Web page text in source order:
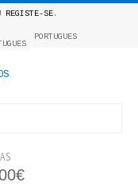
REGISTE-SE.
PORTUGUES